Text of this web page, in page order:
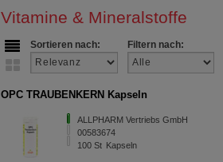
Vitamine & Mineralstoffe
Sortieren nach:
Filtern nach:
OPC TRAUBENKERN Kapseln
ALLPHARM Vertriebs GmbH
00583674
100St Kapseln